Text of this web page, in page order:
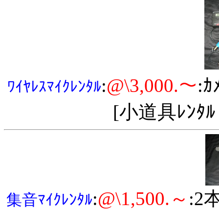
ﾜｲﾔﾚｽﾏｲｸﾚﾝﾀﾙ:@\3,000.～:ｶ
[小道具ﾚﾝﾀ
集音ﾏｲｸﾚﾝﾀﾙ:@\1,500.～ :2